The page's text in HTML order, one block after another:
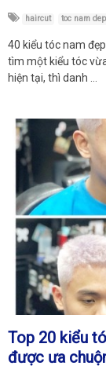
haircut toc nam dep
40 kiểu tóc nam
tìm một kiểu tóc
hiện tại, thì danh …
Top 20 kiểu
được ưa